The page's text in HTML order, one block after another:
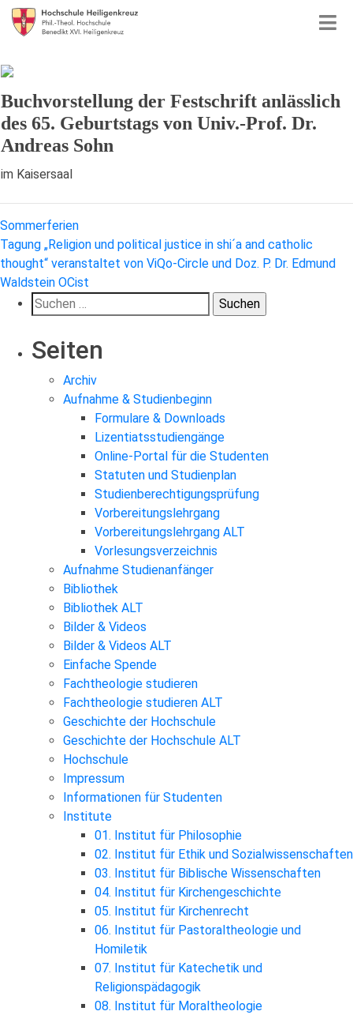
Buchvorstellung der Festschrift anlässlich
des 65. Geburtstags von Univ.-Prof. Dr.
Andreas Sohn
im Kaisersaal
Beitragsnavigation
Sommerferien
Tagung „Religion und political justice in shi´a and catholic
thought“ veranstaltet von ViQo-Circle und Doz. P. Dr. Edmund
Waldstein OCist
Suchen
nach:
Seiten
Archiv
Aufnahme & Studienbeginn
Formulare & Downloads
Lizentiatsstudiengänge
Online-Portal für die Studenten
Statuten und Studienplan
Studienberechtigungsprüfung
Vorbereitungslehrgang
Vorbereitungslehrgang ALT
Vorlesungsverzeichnis
Aufnahme Studienanfänger
Bibliothek
Bibliothek ALT
Bilder & Videos
Bilder & Videos ALT
Einfache Spende
Fachtheologie studieren
Fachtheologie studieren ALT
Geschichte der Hochschule
Geschichte der Hochschule ALT
Hochschule
Impressum
Informationen für Studenten
Institute
01. Institut für Philosophie
02. Institut für Ethik und Sozialwissenschaften
03. Institut für Biblische Wissenschaften
04. Institut für Kirchengeschichte
05. Institut für Kirchenrecht
06. Institut für Pastoraltheologie und
Homiletik
07. Institut für Katechetik und
Religionspädagogik
08. Institut für Moraltheologie